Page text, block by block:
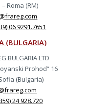
– Roma (RM)
06 9291.7651
(BULGARIA)
BULGARIA LTD
Prohod” 16
(Bulgaria)
24 928.720